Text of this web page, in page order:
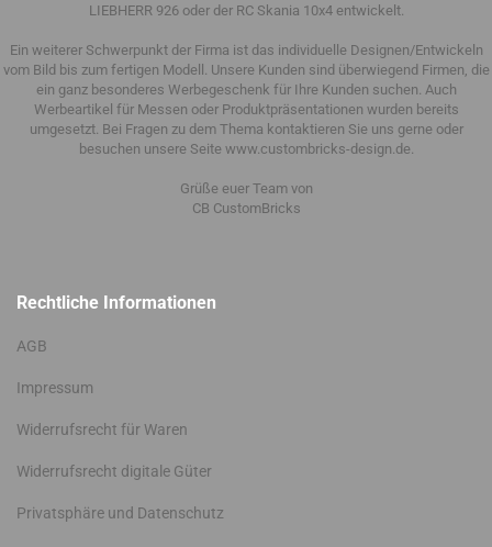
LIEBHERR 926 oder der RC Skania 10x4 entwickelt.
Ein weiterer Schwerpunkt der Firma ist das individuelle Designen/Entwickeln
vom Bild bis zum fertigen Modell. Unsere Kunden sind überwiegend Firmen, die
ein ganz besonderes Werbegeschenk für Ihre Kunden suchen. Auch
Werbeartikel für Messen oder Produktpräsentationen wurden bereits
umgesetzt. Bei Fragen zu dem Thema kontaktieren Sie uns gerne oder
besuchen unsere Seite www.custombricks-design.de.
Grüße euer Team von
CB CustomBricks
Rechtliche Informationen
AGB
Impressum
Widerrufsrecht für Waren
Widerrufsrecht digitale Güter
Privatsphäre und Datenschutz